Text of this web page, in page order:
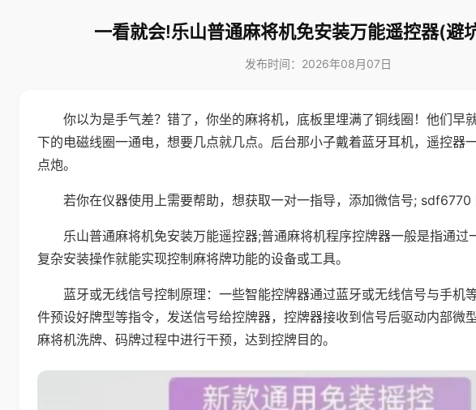
一看就会!乐山普通麻将机免安装万能遥控器(避
发布时间：2026年08月07日
你以为是手气差？错了，你坐的麻将机，底板里埋满了铜线圈！他们早
下的电磁线圈一通电，想要几点就几点。后台那小子戴着蓝牙耳机，遥控器
点炮。
若你在仪器使用上需要帮助，想获取一对一指导，添加微信号; sdf6770
乐山普通麻将机免安装万能遥控器;普通麻将机程序控牌器一般是指通过
复杂安装操作就能实现控制麻将牌功能的设备或工具。
蓝牙或无线信号控制原理：一些智能控牌器通过蓝牙或无线信号与手机
件预设好牌型等指令，发送信号给控牌器，控牌器接收到信号后驱动内部微
麻将机洗牌、码牌过程中进行干预，达到控牌目的。